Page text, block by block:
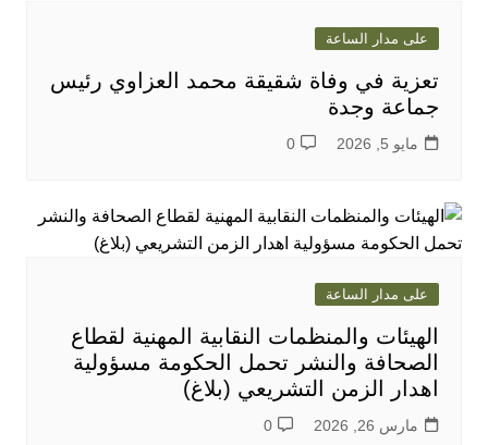
على مدار الساعة
تعزية في وفاة شقيقة محمد العزاوي رئيس
جماعة وجدة
مايو 5, 2026 0
على مدار الساعة
الهيئات والمنظمات النقابية المهنية لقطاع
الصحافة والنشر تحمل الحكومة مسؤولية
اهدار الزمن التشريعي (بلاغ)
مارس 26, 2026 0